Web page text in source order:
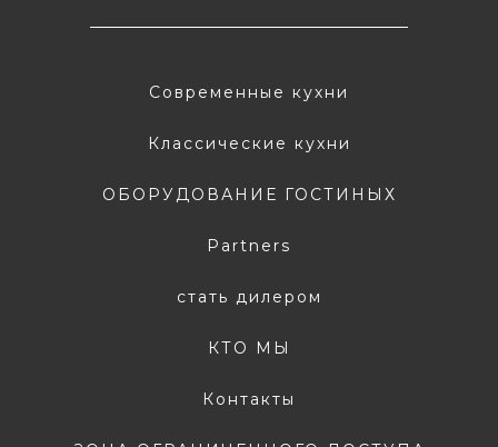
Современные кухни
Классические кухни
ОБОРУДОВАНИЕ ГОСТИНЫХ
Partners
стать дилером
КТО МЫ
Контакты